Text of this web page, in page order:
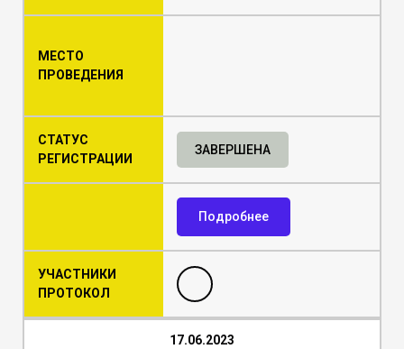
МЕСТО
ПРОВЕДЕНИЯ
СТАТУС
РЕГИСТРАЦИИ
ЗАВЕРШЕНА
Подробнее
УЧАСТНИКИ
ПРОТОКОЛ
17.06.2023